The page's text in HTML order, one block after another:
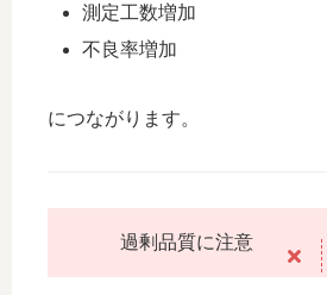
測定工数増加
不良率増加
につながります。
過剰品質に注意